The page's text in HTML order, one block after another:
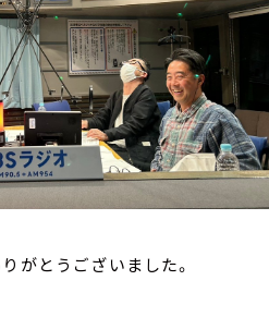
がとうございました。